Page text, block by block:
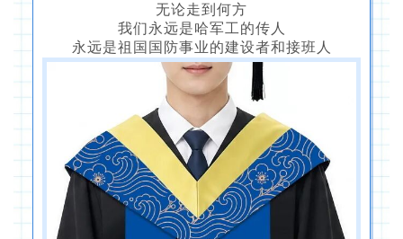
无论走到何方
我们永远是哈军工的传人
永远是祖国国防事业的建设者和接班人